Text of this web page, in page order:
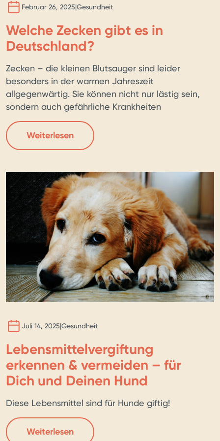
Februar 26, 2025|Gesundheit
Welche Zecken gibt es in
Deutschland?
Zecken – die kleinen Blutsauger sind leider
besonders in der warmen Jahreszeit
allgegenwärtig. Sie können nicht nur lästig sein,
sondern auch gefährliche Krankheiten
übertragen. Aber keine Sorge: Mit den richtigen
Maßnahmen kannst du deinen Vierbeiner
effektiv schützen. Welche Zecken gibt es in
Zeckenarten relevant: Holzbock: Aktiv von März
[…]
Weiterlesen
KIBILD
Juli 14, 2025|Gesundheit
Lebensmittelvergiftung
erkennen & vermeiden – für
Dich und Deinen Hund
Diese Lebensmittel sind für Hunde giftig!
Weiterlesen